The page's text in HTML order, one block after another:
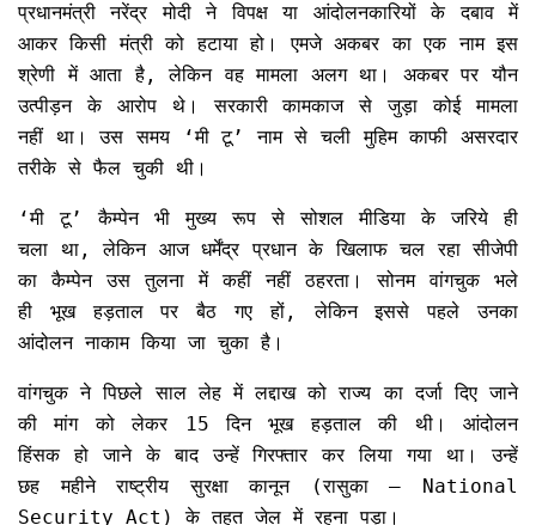
प्रधानमंत्री नरेंद्र मोदी ने विपक्ष या आंदोलनकारियों के दबाव में
आकर किसी मंत्री को हटाया हो। एमजे अकबर का एक नाम इस
श्रेणी में आता है, लेकिन वह मामला अलग था। अकबर पर यौन
उत्पीड़न के आरोप थे। सरकारी कामकाज से जुड़ा कोई मामला
नहीं था। उस समय ‘मी टू’ नाम से चली मुहिम काफी असरदार
तरीके से फैल चुकी थी।
‘मी टू’ कैम्पेन भी मुख्य रूप से सोशल मीडिया के जरिये ही
चला था, लेकिन आज धर्मेंद्र प्रधान के खिलाफ चल रहा सीजेपी
का कैम्पेन उस तुलना में कहीं नहीं ठहरता। सोनम वांगचुक भले
ही भूख हड़ताल पर बैठ गए हों, लेकिन इससे पहले उनका
आंदोलन नाकाम किया जा चुका है।
वांगचुक ने पिछले साल लेह में लद्दाख को राज्य का दर्जा दिए जाने
की मांग को लेकर 15 दिन भूख हड़ताल की थी। आंदोलन
हिंसक हो जाने के बाद उन्हें गिरफ्तार कर लिया गया था। उन्हें
छह महीने राष्ट्रीय सुरक्षा कानून (रासुका – National
Security Act) के तहत जेल में रहना पड़ा।